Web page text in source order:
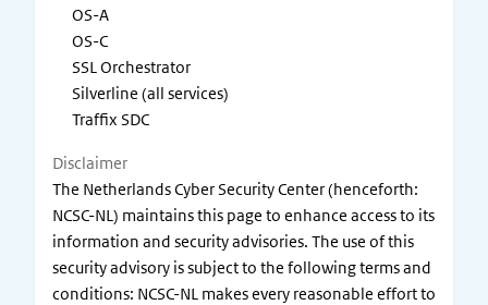
OS-A
OS-C
SSL Orchestrator
Silverline (all services)
Traffix SDC
Disclaimer
The Netherlands Cyber Security Center (henceforth:
NCSC-NL) maintains this page to enhance access to its
information and security advisories. The use of this
security advisory is subject to the following terms and
conditions: NCSC-NL makes every reasonable effort to